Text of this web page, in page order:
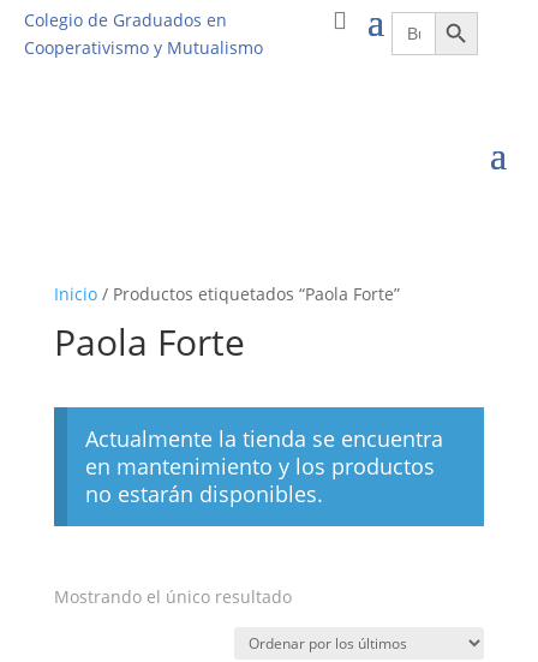
Colegio de Graduados en
Cooperativismo y Mutualismo
Buscar:Botón de búsqueda
Inicio/ Productos etiquetados “Paola Forte”
Paola Forte
Actualmente la tienda se encuentra
en mantenimiento y los productos
no estarán disponibles.
Mostrando el único resultado